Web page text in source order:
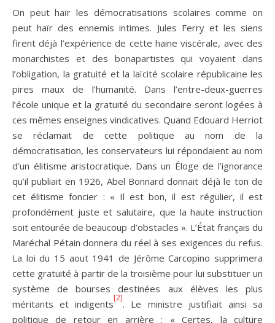
On peut haïr les démocratisations scolaires comme on
peut haïr des ennemis intimes. Jules Ferry et les siens
firent déjà l’expérience de cette haine viscérale, avec des
monarchistes et des bonapartistes qui voyaient dans
l’obligation, la gratuité et la laïcité scolaire républicaine les
pires maux de l’humanité. Dans l’entre-deux-guerres
l’école unique et la gratuité du secondaire seront logées à
ces mêmes enseignes vindicatives. Quand Edouard Herriot
se réclamait de cette politique au nom de la
démocratisation, les conservateurs lui répondaient au nom
d’un élitisme aristocratique. Dans un Éloge de l’ignorance
qu’il publiait en 1926, Abel Bonnard donnait déjà le ton de
cet élitisme foncier : « Il est bon, il est régulier, il est
profondément juste et salutaire, que la haute instruction
soit entourée de beaucoup d’obstacles ». L’État français du
Maréchal Pétain donnera du réel à ses exigences du refus.
La loi du 15 aout 1941 de Jérôme Carcopino supprimera
cette gratuité à partir de la troisième pour lui substituer un
système de bourses destinées aux élèves les plus
méritants et indigents
[2]
. Le ministre justifiait ainsi sa
politique de retour en arrière : « Certes, la culture